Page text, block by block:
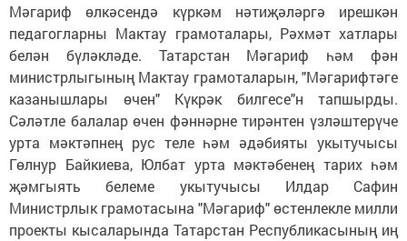
Мәгариф өлкәсендә күркәм нәтиҗәләргә ирешкән
педагогларны Мактау грамоталары, Рәхмәт хатлары
белән бүләкләде. Татарстан Мәгариф һәм фән
министрлыгының Мактау грамоталарын, "Мәгарифтәге
казанышлары өчен" Күкрәк билгесе"н тапшырды.
Сәләтле балалар өчен фәннәрне тирәнтен үзләштерүче
урта мәктәпнең рус теле һәм әдәбияты укытучысы
Гөлнур Байкиева, Юлбат урта мәктәбенең тарих һәм
җәмгыять белеме укытучысы Илдар Сафин
Министрлык грамотасына "Мәгариф" өстенлекле милли
проекты кысаларында Татарстан Республикасының иң